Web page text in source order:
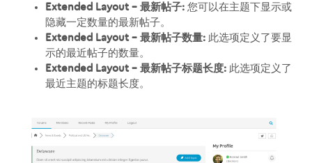
Extended Layout – 最新帖子: 您可以在主题下显示或
隐藏一定数量的最新帖子。
Extended Layout – 最新帖子数量: 此选项定义了要显
示的最近帖子的数量。
Extended Layout – 最新帖子标题长度: 此选项定义了
最近主题的标题长度。